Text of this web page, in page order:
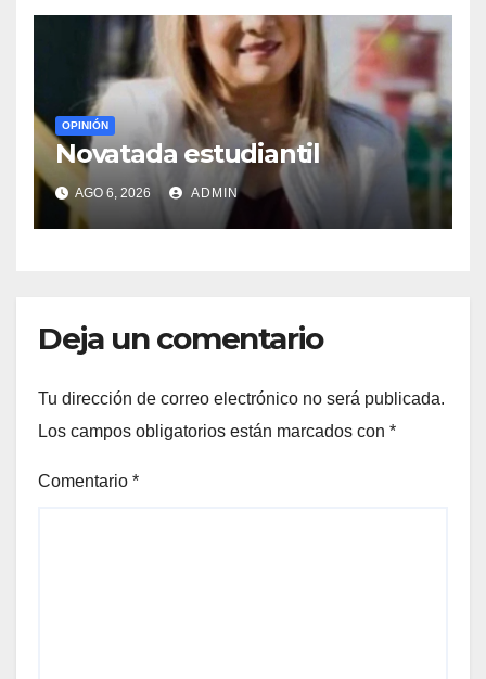
OPINIÓN
Novatada estudiantil
AGO 6, 2026 ADMIN
Deja un comentario
Tu dirección de correo electrónico no será publicada.
Los campos obligatorios están marcados con *
Comentario *